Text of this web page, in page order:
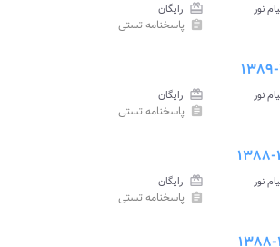
نور card_giftcard رایگان
assignment پاسخنامه تستی
نور card_giftcard رایگان
assignment پاسخنامه تستی
نور card_giftcard رایگان
assignment پاسخنامه تستی